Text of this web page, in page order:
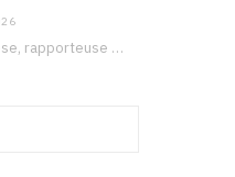
Francesca Albanese, rapporteuse spéciale de l’ONU sur les territoires palestiniens occupés, était à Tunis pour…